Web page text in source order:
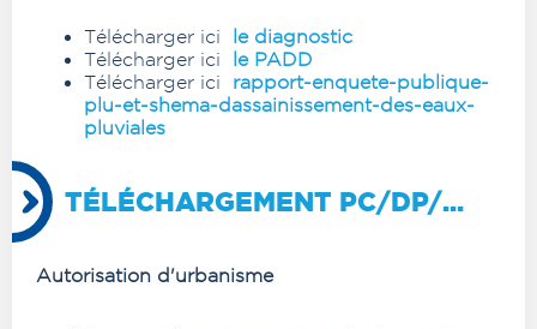
Télécharger ici
le diagnostic
Télécharger ici
le PADD
Télécharger ici
rapport-enquete-publique-
plu-et-shema-dassainissement-des-eaux-
pluviales
TÉLÉCHARGEMENT PC/DP/...
Autorisation d'urbanisme